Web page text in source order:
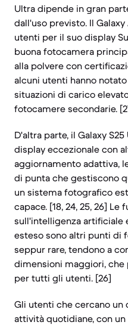
Ultra dipende in gran
dall'uso previsto. Il
utenti per il suo display
buona fotocamera
alla polvere con
alcuni utenti hanno
situazioni di carico
fotocamere secondarie.
D'altra parte, il Galaxy
display eccezionale con
aggiornamento adattiva,
di punta che gestiscono
un sistema fotografico
capace. [18, 24, 25, 26] Le
sull'intelligenza artificiale
esteso sono altri punti di
seppur rare, tendono a
dimensioni maggiori,
per tutti gli utenti. [26]
Gli utenti che cercano
attività quotidiane, con